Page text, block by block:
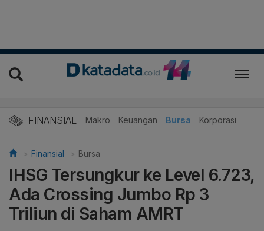
FINANSIAL Makro Keuangan Bursa Korporasi
Finansial Bursa
IHSG Tersungkur ke Level 6.723,
Ada Crossing Jumbo Rp 3
Triliun di Saham AMRT